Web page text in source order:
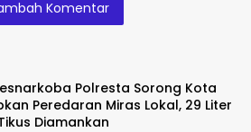
Polsek
Gelar
Wujudkan Paniai
Komentar
Polresta Sorong Kota
Peredaran Miras Lokal, 29 Liter
Diamankan